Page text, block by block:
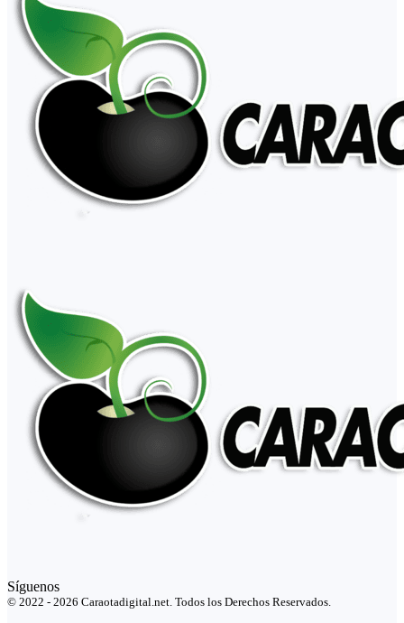
Síguenos
© 2022 - 2026 Caraotadigital.net. Todos los Derechos Reservados.